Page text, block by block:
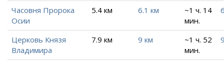
Часовня Пророка
Осии
5.4 км 6.1 км
~1 ч. 14
мин.
Церковь Князя
Владимира
7.9 км 9 км
~1 ч. 52
мин.